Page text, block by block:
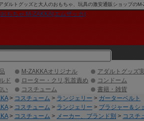
ルトグッズと大人のおもちゃ、玩具の激安通販ショップの
M-ZAKKAオリジナル
アダルトグッズ
ド
ローター・クリ,乳首責め
コンドーム
い
コスチューム
書籍・雑貨
> コスチューム > ランジェリー > ガーターベルト
> コスチューム > ランジェリー > ブラジャー＆シ
> コスチューム > メーカー、ブランド別 > コスチ